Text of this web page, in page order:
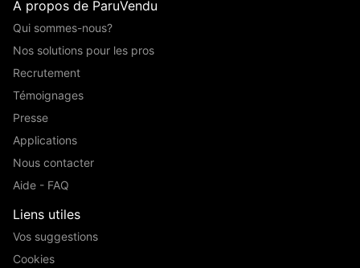
A propos de ParuVendu
Qui sommes-nous?
Nos solutions pour les pros
Recrutement
Témoignages
Presse
Applications
Nous contacter
Aide - FAQ
Liens utiles
Vos suggestions
Cookies